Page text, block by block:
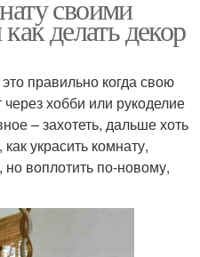
своими
делать декор
правильно когда свою
хобби или рукоделие
– захотеть, дальше хоть
украсить комнату,
воплотить по-новому,